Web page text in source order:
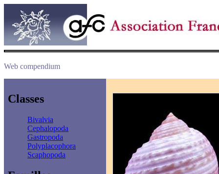
Web compendium
Classes
Bivalvia
Cephalopoda
Gastropoda
Polyplacophora
Scaphopoda